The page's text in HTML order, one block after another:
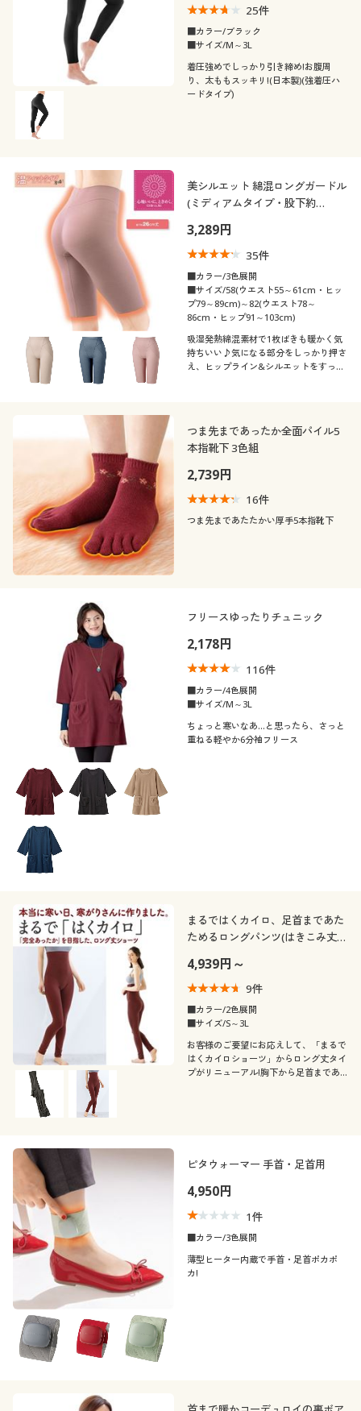
25件
■カラー/ブラック
■サイズ/M～3L
着圧強めでしっかり引き締め!お腹周
り、太ももスッキリ!(日本製)(強着圧ハ
ードタイプ)
美シルエット 綿混ロングガードル
(ミディアムタイプ・股下約
仕様)
3,289円
35件
■カラー/3色展開
■サイズ/58(ウエスト55～61cm・ヒッ
プ79～89cm)～82(ウエスト78～
86cm・ヒップ91～103cm)
吸湿発熱綿混素材で1枚ばきも暖かく気
持ちいい♪気になる部分をしっかり押さ
え、ヒップライン&シルエットをすっき
つま先まであったか全面パイル5
本指靴下 3色組
2,739円
16件
つま先まであたたかい厚手5本指靴下
フリースゆったりチュニック
2,178円
116件
■カラー/4色展開
■サイズ/M～3L
ちょっと寒いなあ…と思ったら、さっと
重ねる軽やか6分袖フリース
まるではくカイロ、足首まであた
ためるロングパンツ(はきこみ丈ハ
4,939円～
9件
■カラー/2色展開
■サイズ/S～3L
お客様のご要望にお応えして、「まるで
はくカイロショーツ」からロング丈タイ
プがリニューアル!胸下から足首まであ
ピタウォーマー 手首・足首用
4,950円
1件
■カラー/3色展開
薄型ヒーター内蔵で手首・足首ポカポ
カ!